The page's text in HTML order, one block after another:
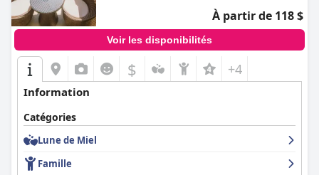
À partir de 118 $
Voir les disponibilités
$ +4
Information
Catégories
Lune de Miel
Famille